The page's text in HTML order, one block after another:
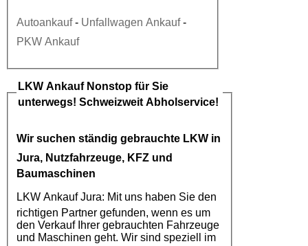
Autoankauf- Unfallwagen Ankauf-
PKW Ankauf
LKW AnkaufNonstop für Sie
unterwegs! Schweizweit Abholservice!
Wir suchen ständig gebrauchte LKW in
Jura, Nutzfahrzeuge, KFZ und
Baumaschinen
LKW Ankauf Jura: Mit uns haben Sie den
richtigen Partner gefunden, wenn es um
den Verkauf Ihrer gebrauchten Fahrzeuge
und Maschinen geht. Wir sind speziell im